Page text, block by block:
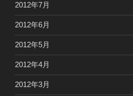
2012年7月
2012年6月
2012年5月
2012年4月
2012年3月